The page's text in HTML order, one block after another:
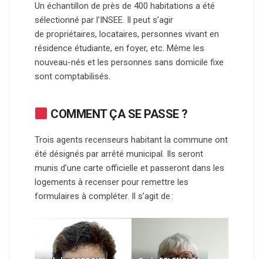
Un échantillon de près de 400 habitations a été
sélectionné par l’INSEE. Il peut s’agir
de propriétaires, locataires, personnes vivant en
résidence étudiante, en foyer, etc. Même les
nouveau-nés et les personnes sans domicile fixe
sont comptabilisés.
COMMENT ÇA SE PASSE ?
Trois agents recenseurs habitant la commune ont
été désignés par arrêté municipal. Ils seront
munis d’une carte officielle et passeront dans les
logements à recenser pour remettre les
formulaires à compléter. Il s’agit de :